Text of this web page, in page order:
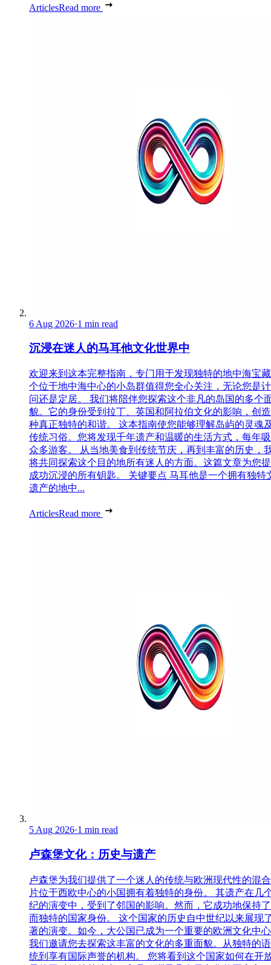
ArticlesRead more
6 Aug 2026·1 min read
沉浸在迷人的马耳他文化世界中
欢迎来到这本完整指南，专门用于发现独特的地中海宝
个位于地中海中心的小岛群值得您全心关注，无论您是
问还是定居。 我们将陪伴您探索这个非凡的岛国的多个
貌。它的身份受到拉丁、英国和阿拉伯文化的影响，创
种真正独特的和谐。 这本指南使您能够理解岛屿的灵魂
传统习俗。您将发现千年遗产和温暖的生活方式，每年
众多游客。 从当地美食到传统节庆，再到丰富的历史，
将共同探索这个目的地所有迷人的方面。这篇文章为您
成功沉浸的所有钥匙。 关键要点 马耳他是一个拥有独特
遗产的地中...
ArticlesRead more
5 Aug 2026·1 min read
卢森堡文化：历史与遗产
卢森堡为我们提供了一个迷人的传统与欧洲现代性的混
片位于西欧中心的小国拥有着独特的身份。 其遗产在几
纪的演变中，受到了邻国的影响。然而，它成功地保持
而独特的国家身份。 这个国家的历史自中世纪以来展现
著的演变。如今，大公国已成为一个重要的欧洲文化中
我们邀请您去探索这丰富的文化的多重面貌。从独特的
统到享有国际声誉的机构。 您将看到这个国家如何在开